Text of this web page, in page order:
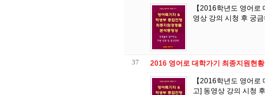
【2016학년도 영어로
37 2016 영어로 대학가기 최종지원현
【2016학년도 영어